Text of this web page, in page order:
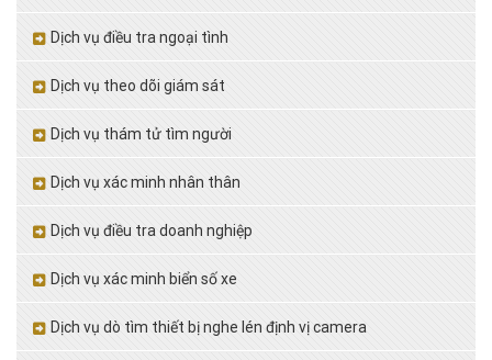
Dịch vụ điều tra ngoại tình
Dịch vụ theo dõi giám sát
Dịch vụ thám tử tìm người
Dịch vụ xác minh nhân thân
Dịch vụ điều tra doanh nghiệp
Dịch vụ xác minh biển số xe
Dịch vụ dò tìm thiết bị nghe lén định vị camera